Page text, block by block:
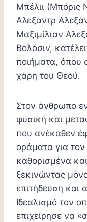
Μπέλιι (Μπόρις
Αλεξάντρ
Μαξιμίλιαν
Βολόσιν,
ποιήματα, όπου
χάρη του Θεού.
Στον άνθρωπο
φυσική και
που ανέκαθεν
οράματα για
καθορισμένα
ξεκινώντας
επιτήδευση και
Ιδεαλισμό τον
επιχείρησε να